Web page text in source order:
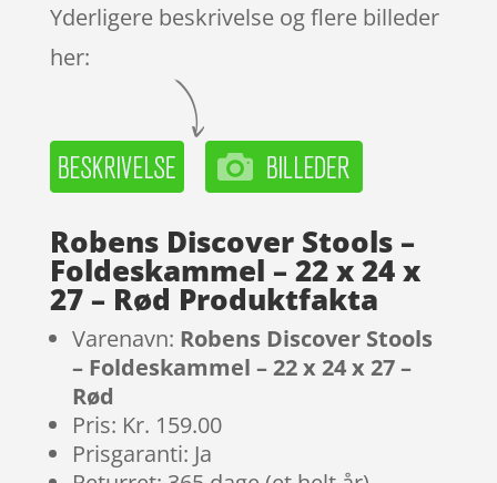
Yderligere beskrivelse og flere billeder
her:
Robens Discover Stools –
Foldeskammel – 22 x 24 x
27 – Rød Produktfakta
Varenavn: Robens Discover Stools
– Foldeskammel – 22 x 24 x 27 –
Rød
Pris: Kr. 159.00
Prisgaranti: Ja